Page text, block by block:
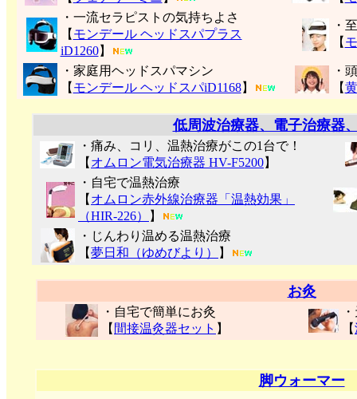
・一流セラピストの気持ちよさ
【 モンデール ヘッドスパプラス
iD1260】
・
【
・家庭用ヘッドスパマシン
【 モンデール ヘッドスパiD1168】
・
【
低周波治療器、電子治療器
・痛み、コリ、温熱治療がこの1台で！
【 オムロン電気治療器 HV-F5200】
・自宅で温熱治療
【 オムロン赤外線治療器「温熱効果」
（HIR-226）
】
・じんわり温める温熱治療
【夢日和（ゆめびより） 】
お灸
・自宅で簡単にお灸
【 間接温灸器セット 】
【
脚ウォーマー